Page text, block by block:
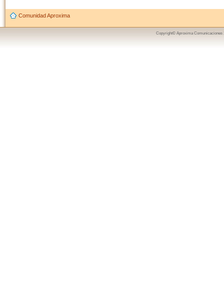
Comunidad Aproxima
Copyright© Aproxima Comunicaciones